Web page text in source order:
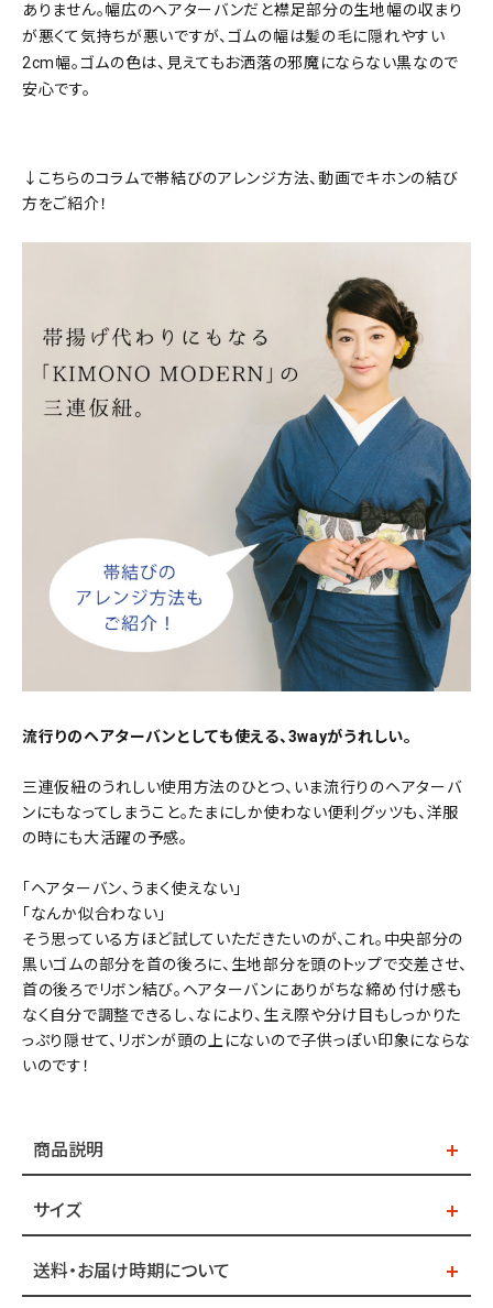
ありません。幅広のヘアターバンだと襟足部分の生地幅の収まり
が悪くて気持ちが悪いですが、ゴムの幅は髪の毛に隠れやすい
2cm幅。ゴムの色は、見えてもお洒落の邪魔にならない黒なので
安心です。
↓こちらのコラムで帯結びのアレンジ方法、動画でキホンの結び
方をご紹介！
流行りのヘアターバンとしても使える、3wayがうれしい。
三連仮紐のうれしい使用方法のひとつ、いま流行りのヘアターバ
ンにもなってしまうこと。たまにしか使わない便利グッツも、洋服
の時にも大活躍の予感。
「ヘアターバン、うまく使えない」
「なんか似合わない」
そう思っている方ほど試していただきたいのが、これ。中央部分の
黒いゴムの部分を首の後ろに、生地部分を頭のトップで交差させ、
首の後ろでリボン結び。ヘアターバンにありがちな締め付け感も
なく自分で調整できるし、なにより、生え際や分け目もしっかりた
っぷり隠せて、リボンが頭の上にないので子供っぽい印象にならな
いのです！
商品説明
サイズ
送料・お届け時期について